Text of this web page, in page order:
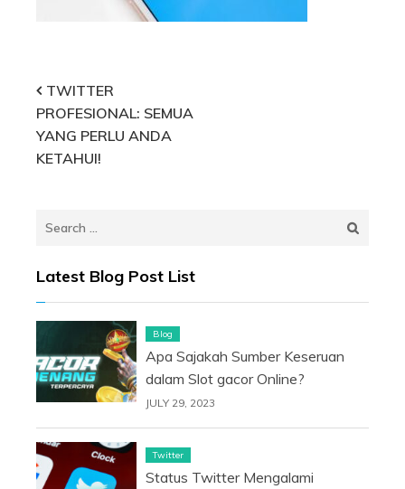
Post
navigation
TWITTER
PROFESIONAL: SEMUA
YANG PERLU ANDA
KETAHUI!
Search
Latest Blog Post List
Blog
Apa Sajakah Sumber Keseruan
dalam Slot gacor Online?
JULY 29, 2023
Twitter
Status Twitter Mengalami